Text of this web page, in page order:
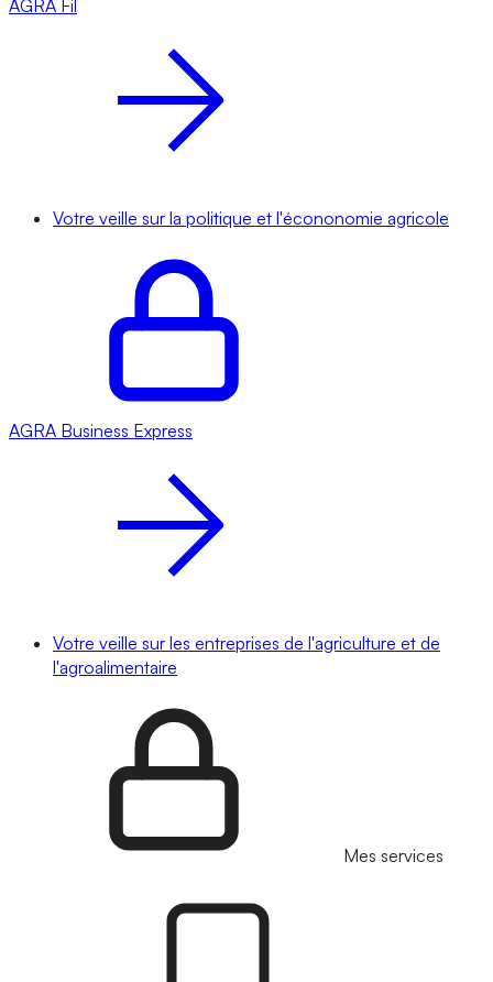
AGRA Fil
Votre veille sur la politique et l'écononomie agricole
AGRA Business Express
Votre veille sur les entreprises de l'agriculture et de
l'agroalimentaire
Mes services